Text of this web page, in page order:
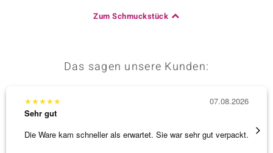
Zum Schmuckstück
Das sagen unsere Kunden:
★★★★★
Sehr gut
Die Ware kam schneller als erwartet. Sie war sehr gut verpackt.
07.08.2026
Alles